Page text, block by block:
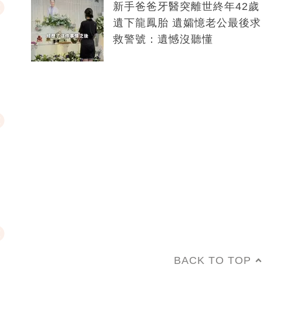
新手爸爸牙醫突離世終年42歲
遺下龍鳳胎 遺孀憶老公最後求
救警號：遺憾沒聽懂
BACK TO TOP